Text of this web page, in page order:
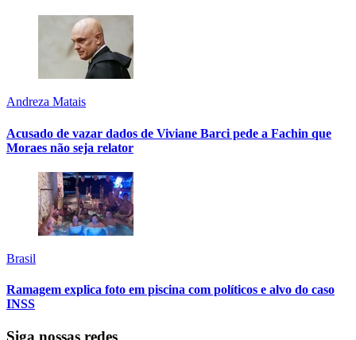
Andreza Matais
Acusado de vazar dados de Viviane Barci pede a Fachin que
Moraes não seja relator
Brasil
Ramagem explica foto em piscina com políticos e alvo do caso
INSS